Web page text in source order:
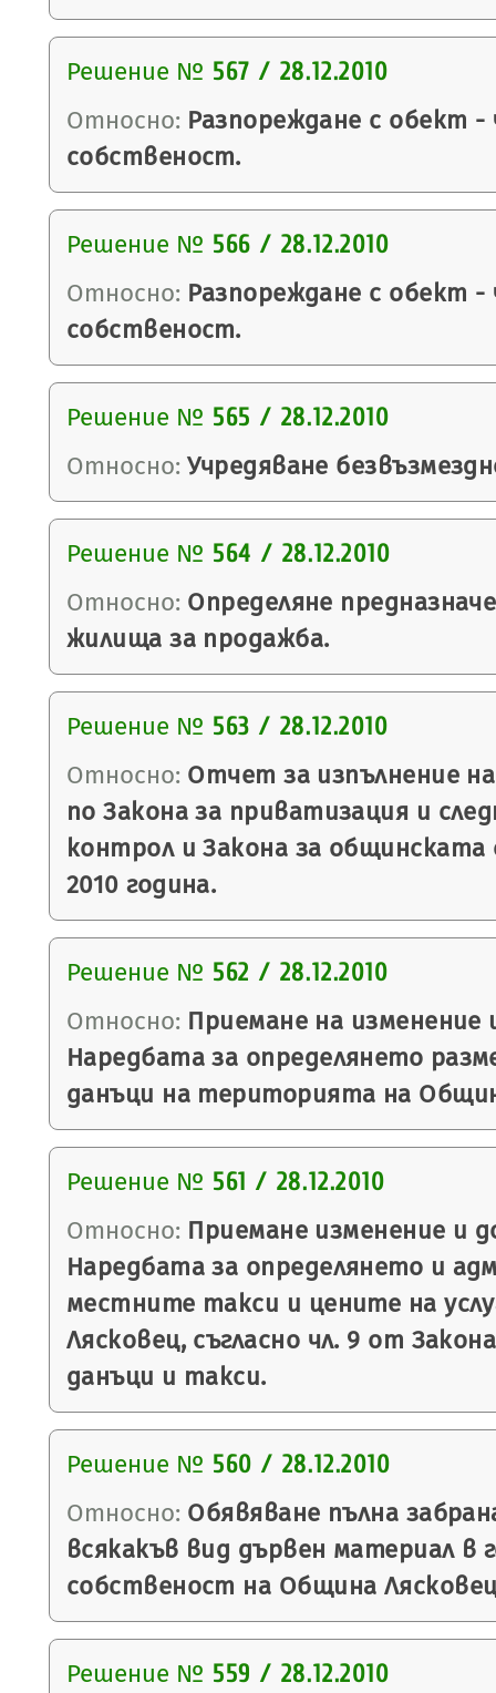
Решение № 567 / 28.12.2010
Относно: Разпореждане с обект
собственост.
Решение № 566 / 28.12.2010
Относно: Разпореждане с обект
собственост.
Решение № 565 / 28.12.2010
Относно: Учредяване
Решение № 564 / 28.12.2010
Относно: Определяне
жилища за продажба.
Решение № 563 / 28.12.2010
Относно: Отчет за изпълнение
по Закона за приватизация и
контрол и Закона за
2010 година.
Решение № 562 / 28.12.2010
Относно: Приемане на изменение
Наредбата за определянето
данъци на територията на
Решение № 561 / 28.12.2010
Относно: Приемане изменение и
Наредбата за определянето и
местните такси и цените на
Лясковец, съгласно чл. 9 от
данъци и такси.
Решение № 560 / 28.12.2010
Относно: Обявяване пълна
всякакъв вид дървен материал в
собственост на Община
Решение № 559 / 28.12.2010